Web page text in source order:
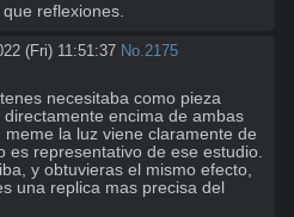
reflexiones.
(Fri) 11:51:37 No.2175
necesitaba como pieza
encima de ambas
la luz viene claramente de
es representativo de ese estudio.
y obtuvieras el mismo efecto,
una replica mas precisa del